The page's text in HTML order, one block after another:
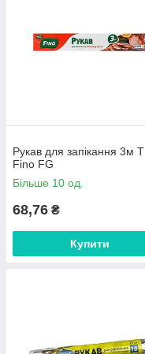
Рукав для запікання 3м
Fino FG
Більше 10 од.
68,76 ₴
Купити